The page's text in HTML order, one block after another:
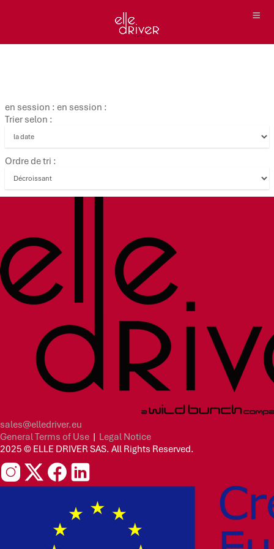
en session : en session :
Trier selon :
Ordre de tri :
sales@elledriver.eu
General Terms of Use | Legal Notice
2025 © ELLE DRIVER SAS. All Rights Reserved.